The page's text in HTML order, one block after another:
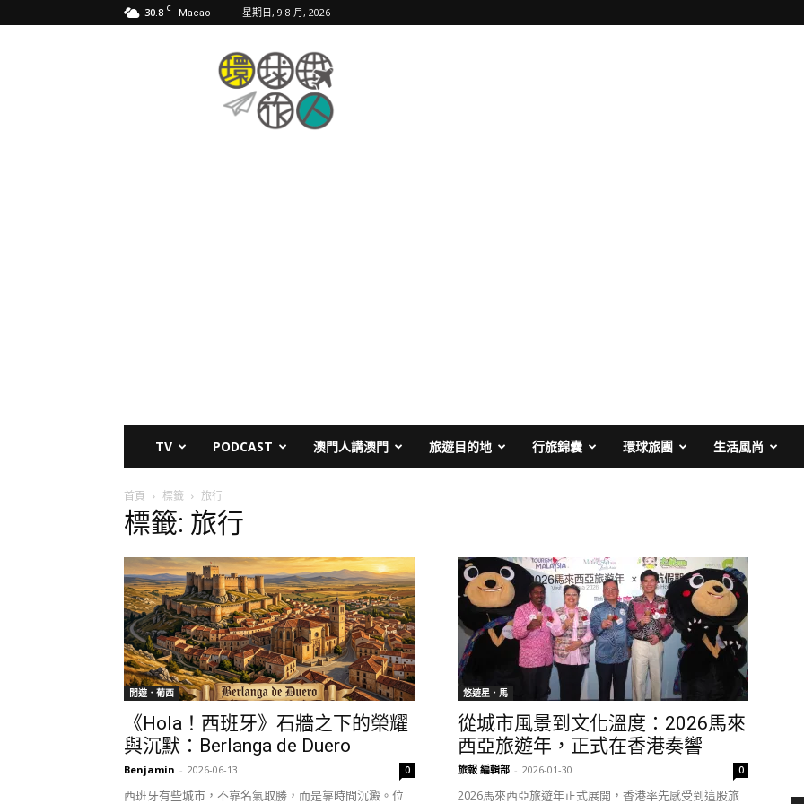
30.8 C Macao 星期日, 9 8 月, 2026
TV PODCAST 澳門人講澳門 旅遊目的地 行旅錦囊 環球旅團 生活風尚
首頁 標籤 旅行
標籤: 旅行
閒遊．葡西
《Hola！西班牙》石牆之下的榮耀
與沉默：Berlanga de Duero
Benjamin - 2026-06-13 0
西班牙有些城市，不靠名氣取勝，而是靠時間沉澱。位
悠遊星．馬
從城市風景到文化溫度：2026馬來
西亞旅遊年，正式在香港奏響
旅報 編輯部 - 2026-01-30 0
2026馬來西亞旅遊年正式展開，香港率先感受到這股旅